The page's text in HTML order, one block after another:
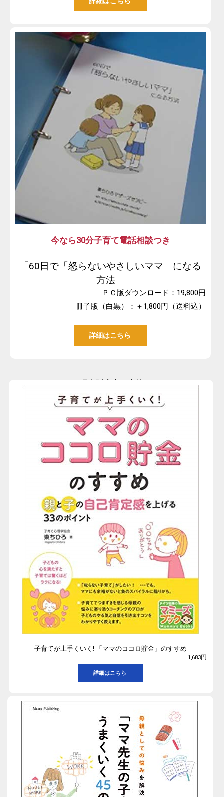
今なら30分子育て電話相談つき
「60日で「怒らないやさしいママ」になる
方法」
ＰＣ版ダウンロード：19,800円
冊子版（白黒）：＋1,800円（送料込）
詳細はこちら
-現在販売中の書籍-
子育てが上手くいく! 「ママのココロ貯金」のすすめ
1,683円
詳細はこちら